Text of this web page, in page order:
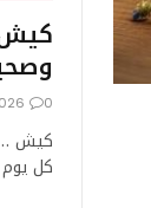
0
كيش …
كل